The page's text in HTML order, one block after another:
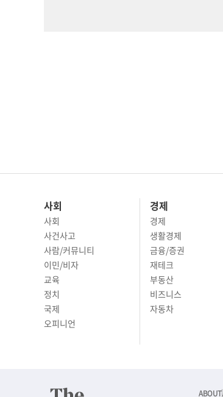
사회
사회
사건사고
사람/커뮤니티
이민/비자
교육
정치
국제
경제
경제
생활경제
금융/증권
재테크
부동산
비즈니스